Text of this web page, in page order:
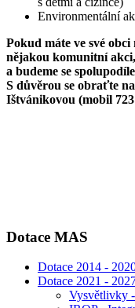
Environmentální
Pokud máte ve své
nějakou komunitní
a budeme se
S důvěrou se obraťte
Ištvánikovou (mobil 723
Dotace MAS
Dotace 2014 -
Dotace 2021 -
Vysvětlivky